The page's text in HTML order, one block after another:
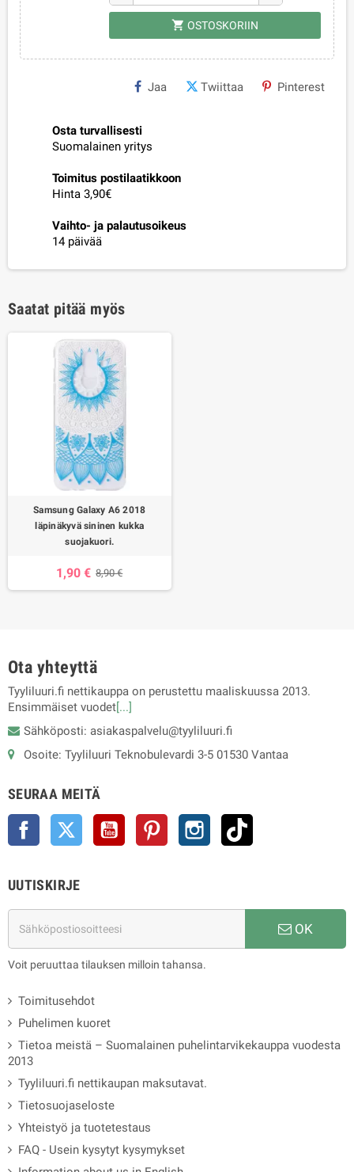
shopping_cart OSTOSKORIIN
Jaa Twiittaa Pinterest
Osta turvallisesti
Suomalainen yritys
Toimitus postilaatikkoon
Hinta 3,90€
Vaihto- ja palautusoikeus
14 päivää
Saatat pitää myös
Samsung Galaxy A6 2018
läpinäkyvä sininen kukka
suojakuori.
1,90 € 8,90 €
Ota yhteyttä
Tyyliluuri.fi nettikauppa on perustettu maaliskuussa 2013.
Ensimmäiset vuodet[...]
Sähköposti: asiakaspalvelu@tyyliluuri.fi
Osoite: Tyyliluuri Teknobulevardi 3-5 01530 Vantaa
SEURAA MEITÄ
Facebook Twitter YouTube Pinterest Instagram
UUTISKIRJE
OK
Voit peruuttaa tilauksen milloin tahansa.
Toimitusehdot
Puhelimen kuoret
Tietoa meistä – Suomalainen puhelintarvikekauppa vuodesta
2013
Tyyliluuri.fi nettikaupan maksutavat.
Tietosuojaseloste
Yhteistyö ja tuotetestaus
FAQ - Usein kysytyt kysymykset